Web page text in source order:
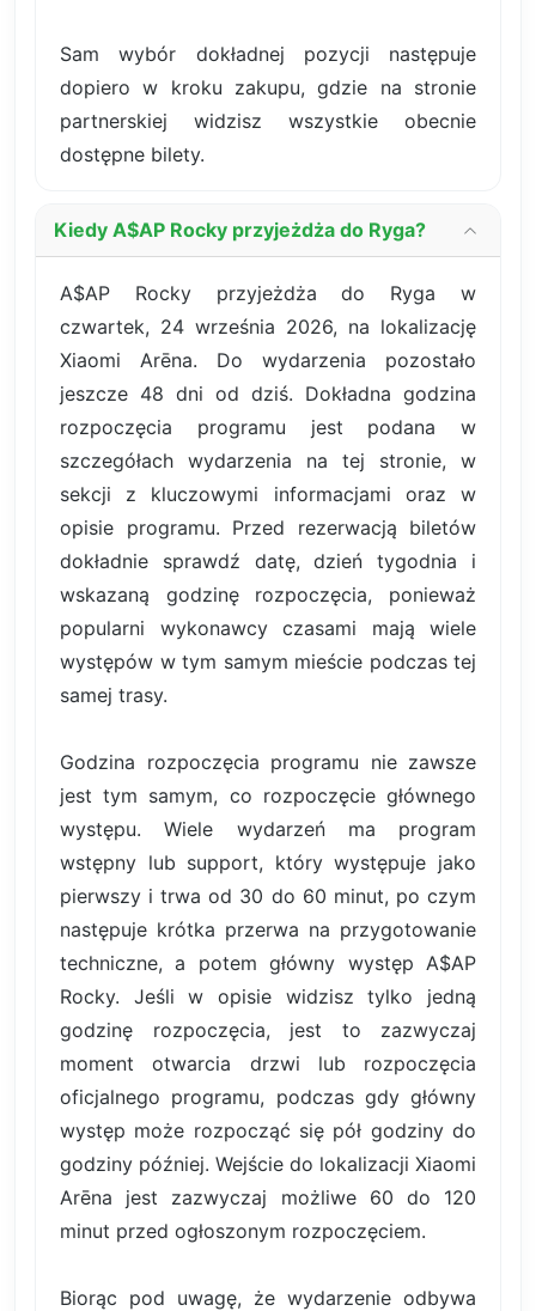
Sam wybór dokładnej pozycji następuje
dopiero w kroku zakupu, gdzie na stronie
partnerskiej widzisz wszystkie obecnie
dostępne bilety.
Kiedy A$AP Rocky przyjeżdża do Ryga?
A$AP Rocky przyjeżdża do Ryga w
czwartek, 24 września 2026, na lokalizację
Xiaomi Arēna. Do wydarzenia pozostało
jeszcze 48 dni od dziś. Dokładna godzina
rozpoczęcia programu jest podana w
szczegółach wydarzenia na tej stronie, w
sekcji z kluczowymi informacjami oraz w
opisie programu. Przed rezerwacją biletów
dokładnie sprawdź datę, dzień tygodnia i
wskazaną godzinę rozpoczęcia, ponieważ
popularni wykonawcy czasami mają wiele
występów w tym samym mieście podczas tej
samej trasy.
Godzina rozpoczęcia programu nie zawsze
jest tym samym, co rozpoczęcie głównego
występu. Wiele wydarzeń ma program
wstępny lub support, który występuje jako
pierwszy i trwa od 30 do 60 minut, po czym
następuje krótka przerwa na przygotowanie
techniczne, a potem główny występ A$AP
Rocky. Jeśli w opisie widzisz tylko jedną
godzinę rozpoczęcia, jest to zazwyczaj
moment otwarcia drzwi lub rozpoczęcia
oficjalnego programu, podczas gdy główny
występ może rozpocząć się pół godziny do
godziny później. Wejście do lokalizacji Xiaomi
Arēna jest zazwyczaj możliwe 60 do 120
minut przed ogłoszonym rozpoczęciem.
Biorąc pod uwagę, że wydarzenie odbywa